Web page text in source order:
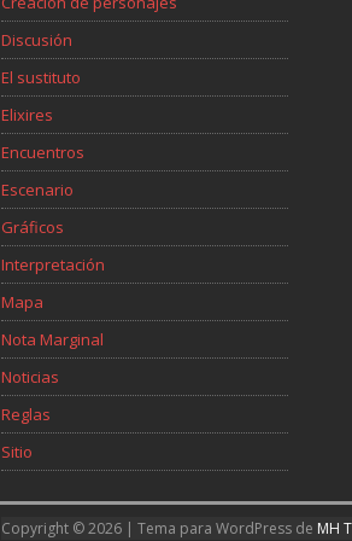
Discusión
El sustituto
Elixires
Encuentros
Escenario
Gráficos
Interpretación
Mapa
Nota Marginal
Noticias
Reglas
Sitio
Copyright © 2026 | Tema para WordPress de MH